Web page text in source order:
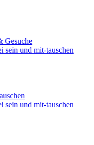
Gesuche
sein und mit-tauschen
sein und mit-tauschen